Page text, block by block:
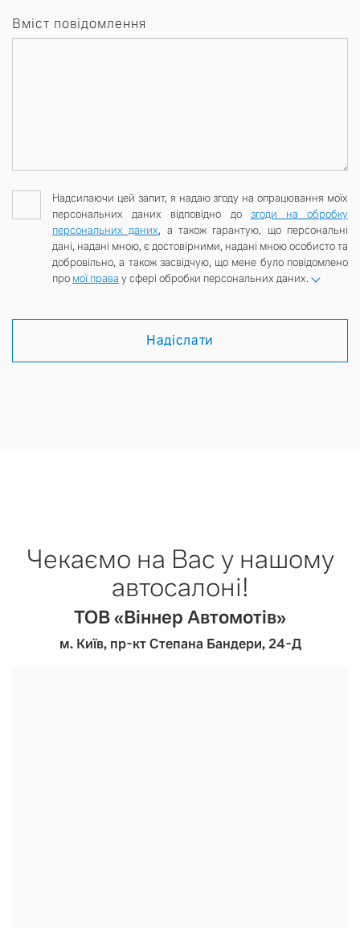
Вміст повідомлення
Надсилаючи цей запит, я надаю згоду на опрацювання моїх
персональних даних відповідно до згоди на обробку
персональних даних, а також гарантую, що персональні
дані, надані мною, є достовірними, надані мною особисто та
добровільно, а також засвідчую, що мене було повідомлено
про мої права у сфері обробки персональних даних.
Надіслати
Чекаємо на Вас у нашому
автосалоні!
ТОВ «Віннер Автомотів»
м. Київ, пр-кт Степана Бандери, 24-Д